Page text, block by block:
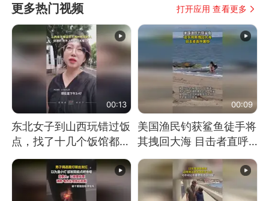
更多热门视频 打开应用 查看更多
00:13
东北女子到山西玩错过饭
点，找了十几个饭馆都没
开门：午休到几点
00:09
美国渔民钓获鲨鱼徒手将
其拽回大海 目击者直呼
震惊 （视频来源：参考
消息）